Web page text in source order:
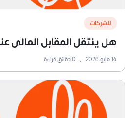
للشركات
هل ينتقل المقابل المالي
14 مايو 2026 •
0دقائق قراءة